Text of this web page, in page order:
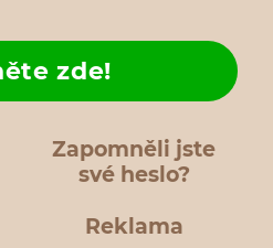
Zapomněli jste
své heslo?
zde!
Reklama